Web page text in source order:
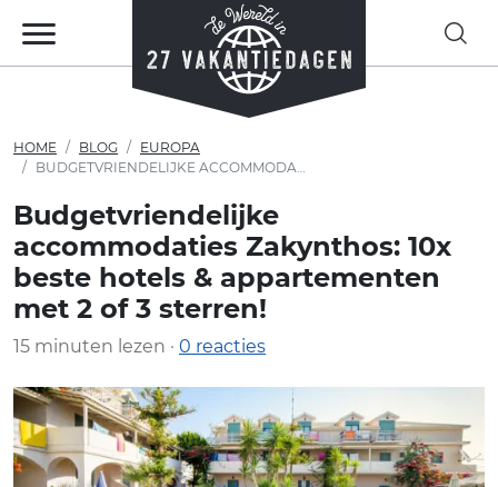
HOME BLOG
EUROPA
BUDGETVRIENDELIJKE ACCOMMODATIES ZAKYNTHOS: 10X BESTE HOTELS & APPARTEMENTEN MET 2 OF 3 STERREN!
Budgetvriendelijke
accommodaties Zakynthos: 10x
beste hotels & appartementen
met 2 of 3 sterren!
15 minuten lezen · 0 reacties